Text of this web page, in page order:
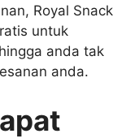
Royal Snack
untuk
anda tak
anda.